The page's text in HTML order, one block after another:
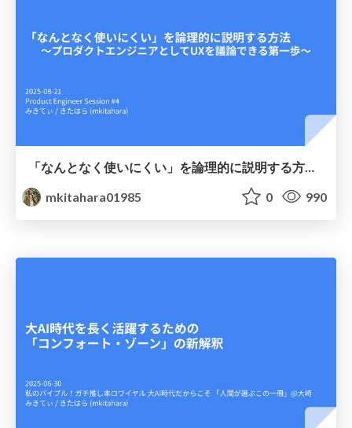
mkitahara01985
0 990